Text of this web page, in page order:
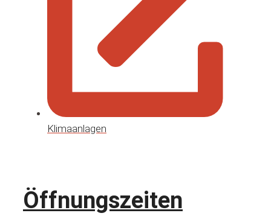
Klimaanlagen
Öffnungszeiten